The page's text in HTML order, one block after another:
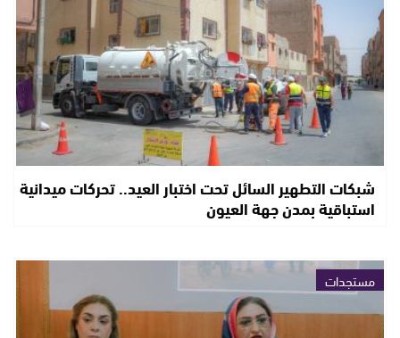
شبكات التطهير السائل تحت اختبار العيد.. تحركات ميدانية
استباقية بمدن جهة العيون
مستجدات